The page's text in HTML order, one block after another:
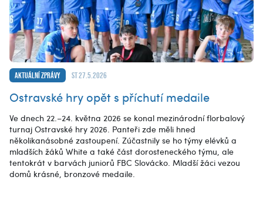
Aktuální zprávy st 27.5.2026
Ostravské hry opět s příchutí medaile
Ve dnech 22.–24. května 2026 se konal mezinárodní florbalový
turnaj Ostravské hry 2026. Panteři zde měli hned
několikanásobné zastoupení. Zúčastnily se ho týmy elévků a
mladších žáků White a také část dorosteneckého týmu, ale
tentokrát v barvách juniorů FBC Slovácko. Mladší žáci vezou
domů krásné, bronzové medaile.